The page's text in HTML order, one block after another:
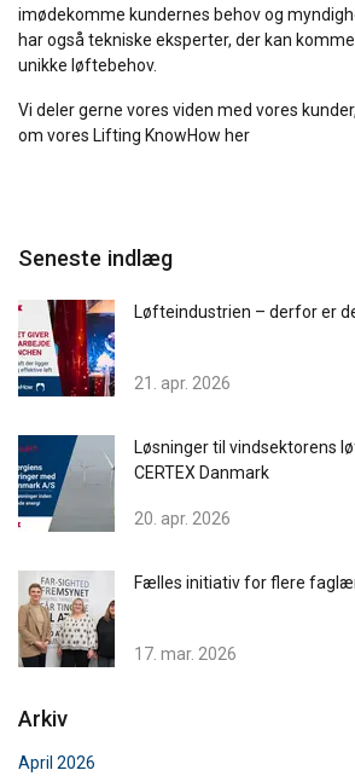
imødekomme kundernes behov og
har også tekniske eksperter, der kan
unikke løftebehov.
Vi deler gerne vores viden med vores
om vores Lifting KnowHow her
Seneste indlæg
Løfteindustrien – derfor er
21. apr. 2026
Løsninger til vindsektorens
CERTEX Danmark
20. apr. 2026
Fælles initiativ for flere
17. mar. 2026
Arkiv
April 2026